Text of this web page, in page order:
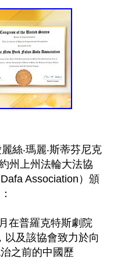
絲‧瑪麗‧斯蒂芬尼克
州上州法輪大法協
Association）頒
在普羅克特斯劇院
以及該協會致力於向
之前的中國歷